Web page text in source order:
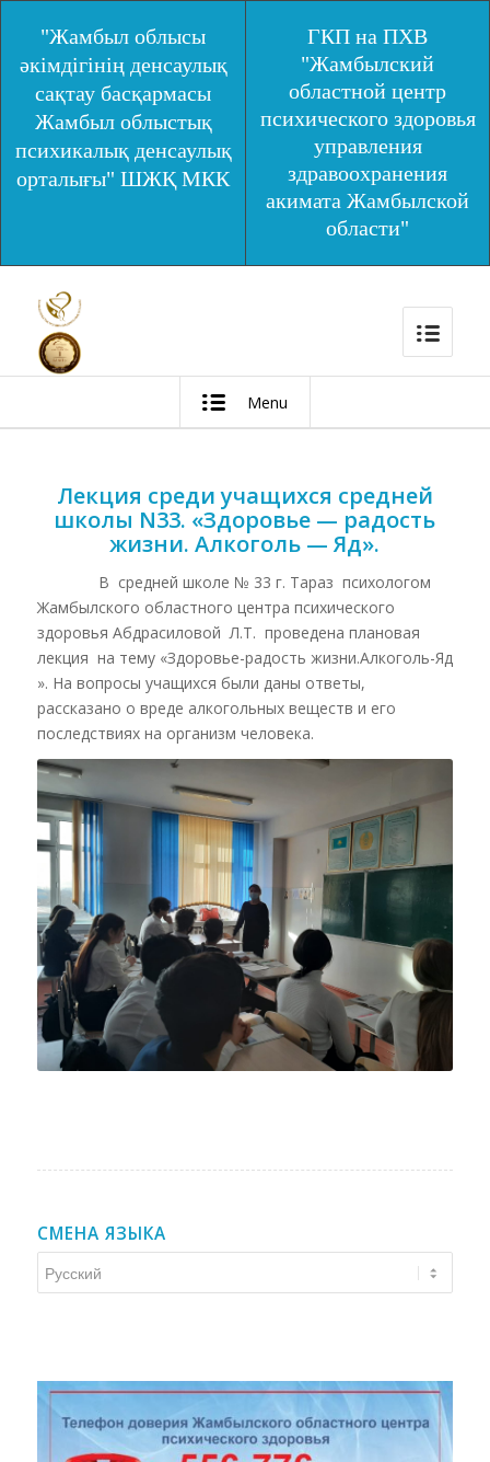
"Жамбыл облысы
әкімдігінің денсаулық
сақтау басқармасы
Жамбыл облыстық
психикалық денсаулық
орталығы" ШЖҚ МКК
ГКП на ПХВ
"Жамбылский
областной центр
психического здоровья
управления
здравоохранения
акимата Жамбылской
области"
Menu
Лекция среди учащихся средней
школы N33. «Здоровье — радость
жизни. Алкоголь — Яд».
В средней школе № 33 г. Тараз психологом
Жамбылского областного центра психического
здоровья Абдрасиловой Л.Т. проведена плановая
лекция на тему «Здоровье-радость жизни.Алкоголь-Яд
». На вопросы учащихся были даны ответы,
рассказано о вреде алкогольных веществ и его
последствиях на организм человека.
СМЕНА ЯЗЫКА
языка